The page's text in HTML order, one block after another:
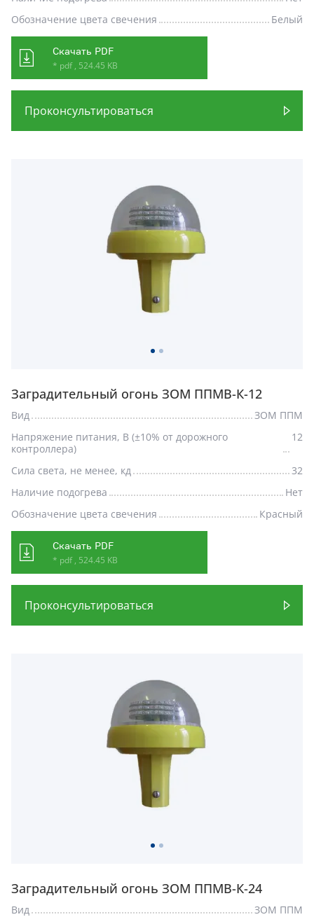
Обозначение цвета свечения
Белый
Скачать PDF
* pdf , 524.45 KB
Проконсультироваться
Заградительный огонь ЗОМ ППМВ-К-12
Вид
ЗОМ ППМ
Напряжение питания, В (±10% от дорожного
контроллера)
12
Сила света, не менее, кд
32
Наличие подогрева
Нет
Обозначение цвета свечения
Красный
Скачать PDF
* pdf , 524.45 KB
Проконсультироваться
Заградительный огонь ЗОМ ППМВ-К-24
Вид
ЗОМ ППМ